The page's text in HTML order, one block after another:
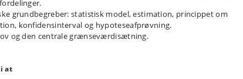
praktisk indsigt fra kurser i statistik
arbejde med programmering (Python)
grundbegreber: statistisk model, estimation, princippet om
konfidensinterval og hypoteseafprøvning.
og den centrale grænseværdisætning.
at